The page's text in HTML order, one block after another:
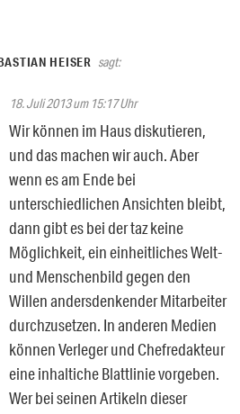
HEISER sagt:
18. Juli 2013 um 15:17 Uhr
Wir können im Haus diskutieren,
und das machen wir auch. Aber
wenn es am Ende bei
unterschiedlichen Ansichten bleibt,
dann gibt es bei der taz keine
Möglichkeit, ein einheitliches Welt-
und Menschenbild gegen den
Willen andersdenkender Mitarbeiter
durchzusetzen. In anderen Medien
können Verleger und Chefredakteur
eine inhaltiche Blattlinie vorgeben.
Wer bei seinen Artikeln dieser